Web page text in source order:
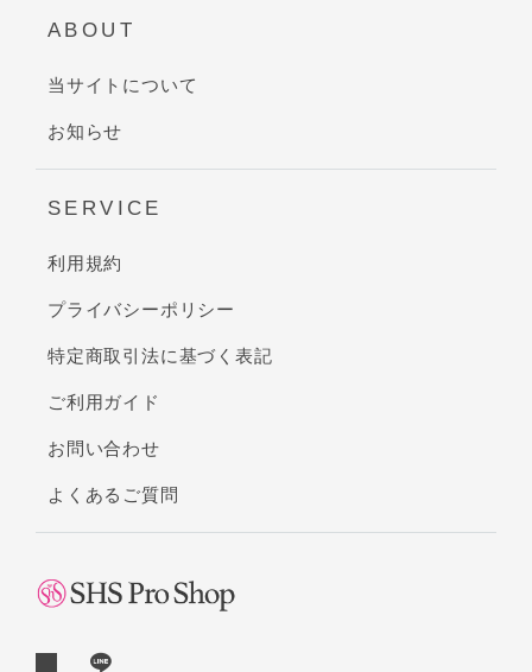
ABOUT
当サイトについて
お知らせ
SERVICE
利用規約
プライバシーポリシー
特定商取引法に基づく表記
ご利用ガイド
お問い合わせ
よくあるご質問